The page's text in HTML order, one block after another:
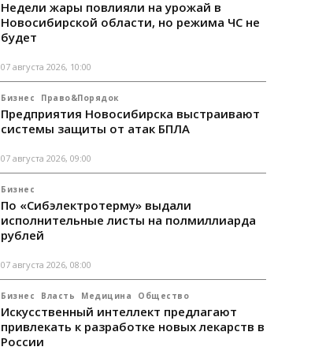
Недели жары повлияли на урожай в
Новосибирской области, но режима ЧС не
будет
07 августа 2026, 10:00
Бизнес Право&Порядок
Предприятия Новосибирска выстраивают
системы защиты от атак БПЛА
07 августа 2026, 09:00
Бизнес
По «Сибэлектротерму» выдали
исполнительные листы на полмиллиарда
рублей
07 августа 2026, 08:00
Бизнес Власть Медицина Общество
Искусственный интеллект предлагают
привлекать к разработке новых лекарств в
России